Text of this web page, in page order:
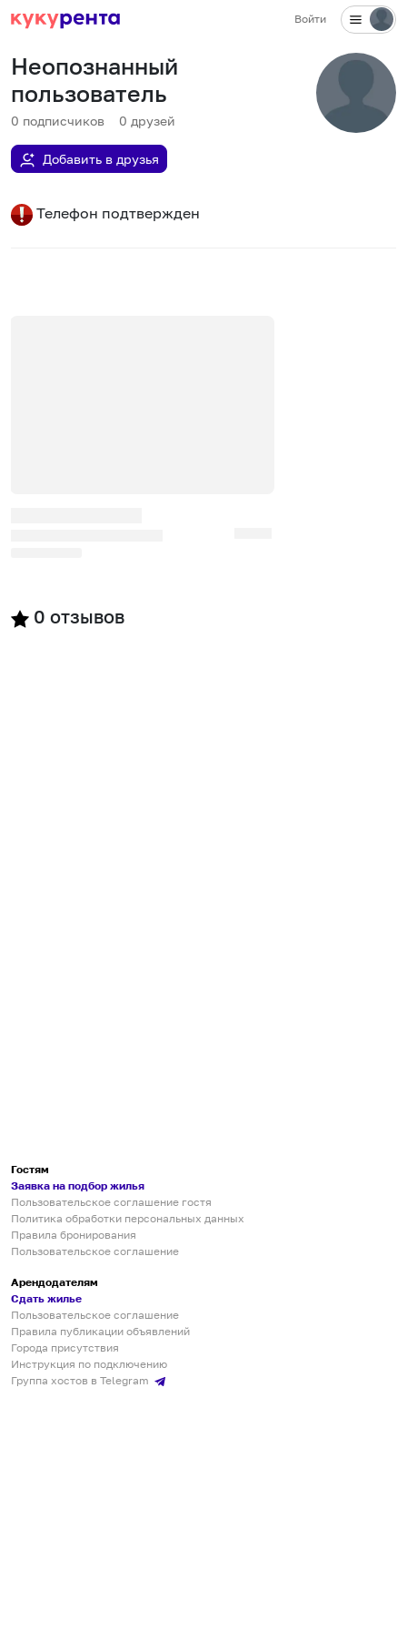
Войти
Неопознанный
пользователь
0 подписчиков 0 друзей
Добавить в друзья
Телефон подтвержден
0 отзывов
Гостям
Заявка на подбор жилья
Пользовательское соглашение гостя
Политика обработки персональных данных
Правила бронирования
Пользовательское соглашение
Арендодателям
Сдать жилье
Пользовательское соглашение
Правила публикации объявлений
Города присутствия
Инструкция по подключению
Группа хостов в Telegram